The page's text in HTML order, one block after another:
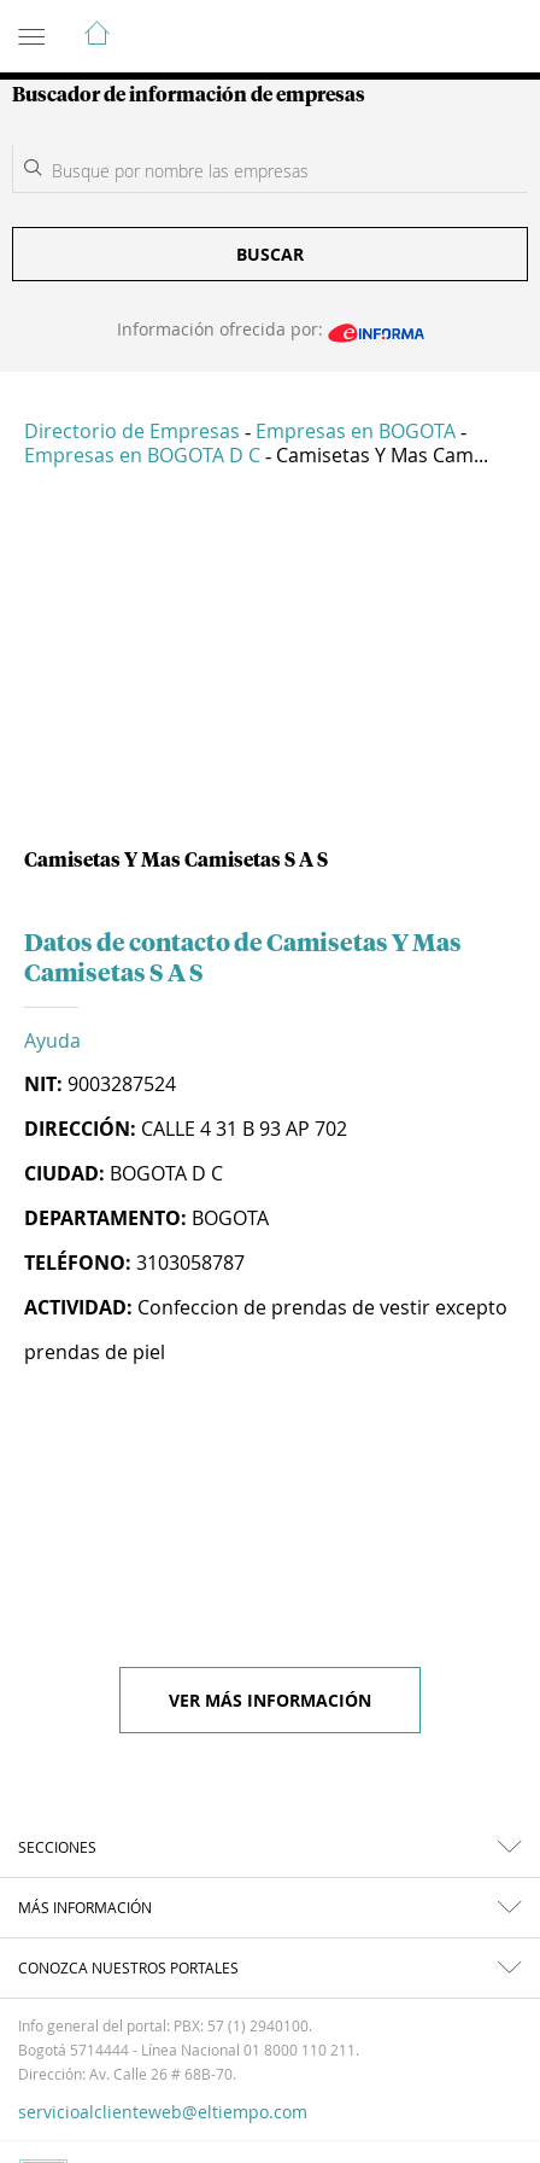
Guía de Empresas Colombianas
Buscador de información de empresas
BUSCAR
Información ofrecida por:
Directorio de Empresas - Empresas en BOGOTA -
Empresas en BOGOTA D C - Camisetas Y Mas Cam...
Camisetas Y Mas Camisetas S A S
Datos de contacto de Camisetas Y Mas
Camisetas S A S
Ayuda
NIT: 9003287524
DIRECCIÓN: CALLE 4 31 B 93 AP 702
CIUDAD: BOGOTA D C
DEPARTAMENTO: BOGOTA
TELÉFONO: 3103058787
ACTIVIDAD: Confeccion de prendas de vestir excepto
prendas de piel
VER MÁS INFORMACIÓN
SECCIONES
MÁS INFORMACIÓN
CONOZCA NUESTROS PORTALES
Info general del portal: PBX: 57 (1) 2940100.
Bogotá 5714444 - Línea Nacional 01 8000 110 211.
Dirección: Av. Calle 26 # 68B-70.
servicioalclienteweb@eltiempo.com